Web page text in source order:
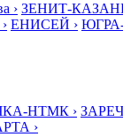
› ЗЕНИТ-
ЕНИСЕЙ ›
НТМК ›
›